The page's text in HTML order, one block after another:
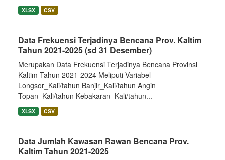
XLSX CSV
Data Frekuensi Terjadinya Bencana Prov. Kaltim
Tahun 2021-2025 (sd 31 Desember)
Merupakan Data Frekuensi Terjadinya Bencana Provinsi
Kaltim Tahun 2021-2024 Meliputi Variabel
Longsor_Kali/tahun Banjir_Kali/tahun Angin
Topan_Kali/tahun Kebakaran_Kali/tahun...
XLSX CSV
Data Jumlah Kawasan Rawan Bencana Prov.
Kaltim Tahun 2021-2025